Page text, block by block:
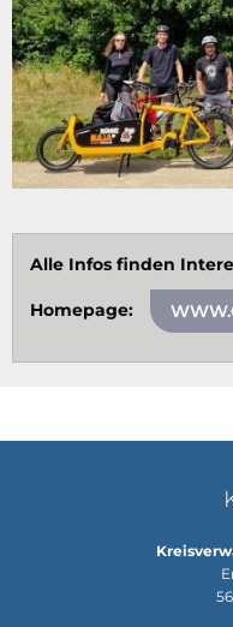
Alle Infos finden
Homepage: